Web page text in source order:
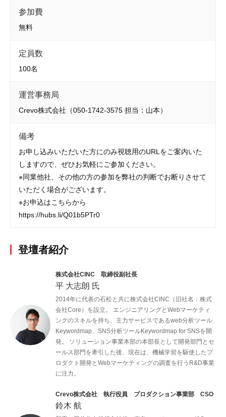
参加費
無料
定員数
100名
運営事務局
Crevo株式会社（050-1742-3575 担当：山本）
備考
お申し込みいただいた方にのみ視聴用のURLをご案内いた
しますので、ぜひお気軽にご参加ください。
※同業他社、その他の方の参加を弊社の判断でお断りさせて
いただく場合がございます。
※お申込はこちらから
https://hubs.li/Q01b5PTr0
登壇者紹介
株式会社CINC 取締役副社長
平 大志朗 氏
2014年に代表の石松と共に株式会社CINC（旧社名：株式
会社Core）を設立。 エンジニアリングとWebマーケティ
ングのスキルを持ち、主力サービスであるweb分析ツール
Keywordmap、SNS分析ツールKeywordmap for SNSを開
発。 ソリューション事業本部の本部長として開発部門とセ
ールス部門を牽引した後、現在は、機械学習を駆使したプ
ロダクト開発とWebマーケティングの調査を行うR&D事業
に注力。
Crevo株式会社 執行役員 プロダクション事業部 CSO
鈴木 航